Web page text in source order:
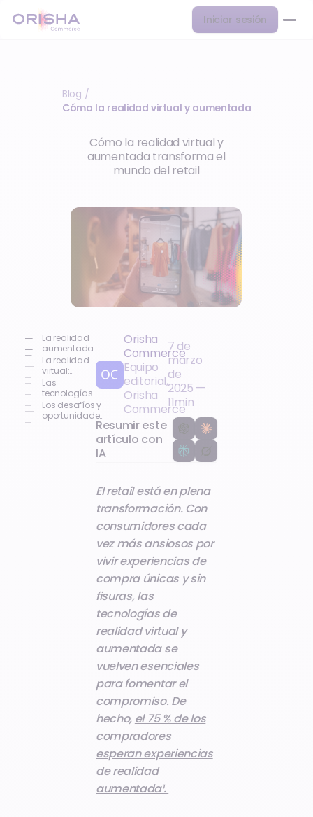
Iniciar sesión
Blog /
Cómo la realidad virtual y aumentada transforma
Cómo la realidad virtual y
aumentada transforma el
mundo del retail
La realidad
aumentada:
transformar la
experiencia
La realidad
virtual:
inmersión e
interacción
Las
tecnologías
inmersivas
que
transforman el
Los desafíos y
oportunidades
Orisha
Commerce
Equipo
editorial,
Orisha
Commerce
7 de
marzo
de
2025 —
11min
Resumir este
artículo con
IA
El retail está en plena
transformación. Con
consumidores cada
vez más ansiosos por
vivir experiencias de
compra únicas y sin
fisuras, las
tecnologías de
realidad virtual y
aumentada se
vuelven esenciales
para fomentar el
compromiso. De
hecho, el 75 % de los
compradores
esperan experiencias
de realidad
aumentada¹.